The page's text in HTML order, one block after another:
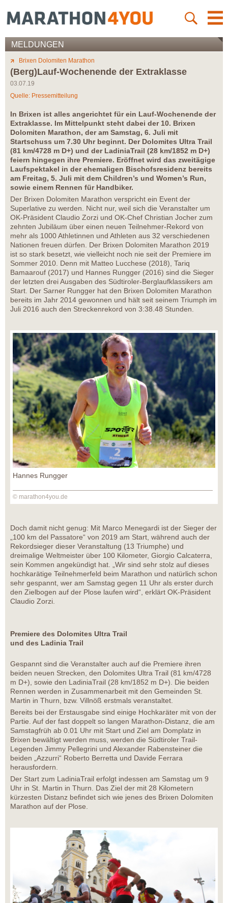
MELDUNGEN
Brixen Dolomiten Marathon
(Berg)Lauf-Wochenende der Extraklasse
03.07.19
Quelle: Pressemitteilung
In Brixen ist alles angerichtet für ein Lauf-Wochenende der
Extraklasse. Im Mittelpunkt steht dabei der 10. Brixen
Dolomiten Marathon, der am Samstag, 6. Juli mit
Startschuss um 7.30 Uhr beginnt. Der Dolomites Ultra Trail
(81 km/4728 m D+) und der LadiniaTrail (28 km/1852 m D+)
feiern hingegen ihre Premiere. Eröffnet wird das zweitägige
Laufspektakel in der ehemaligen Bischofsresidenz bereits
am Freitag, 5. Juli mit dem Children’s und Women’s Run,
sowie einem Rennen für Handbiker.
Der Brixen Dolomiten Marathon verspricht ein Event der
Superlative zu werden. Nicht nur, weil sich die Veranstalter um
OK-Präsident Claudio Zorzi und OK-Chef Christian Jocher zum
zehnten Jubiläum über einen neuen Teilnehmer-Rekord von
mehr als 1000 Athletinnen und Athleten aus 32 verschiedenen
Nationen freuen dürfen. Der Brixen Dolomiten Marathon 2019
ist so stark besetzt, wie vielleicht noch nie seit der Premiere im
Sommer 2010. Denn mit Matteo Lucchese (2018), Tariq
Bamaarouf (2017) und Hannes Rungger (2016) sind die Sieger
der letzten drei Ausgaben des Südtiroler-Berglaufklassikers am
Start. Der Sarner Rungger hat den Brixen Dolomiten Marathon
bereits im Jahr 2014 gewonnen und hält seit seinem Triumph im
Juli 2016 auch den Streckenrekord von 3:38.48 Stunden.
Hannes Rungger
© marathon4you.de
Doch damit nicht genug: Mit Marco Menegardi ist der Sieger der
„100 km del Passatore“ von 2019 am Start, während auch der
Rekordsieger dieser Veranstaltung (13 Triumphe) und
dreimalige Weltmeister über 100 Kilometer, Giorgio Calcaterra,
sein Kommen angekündigt hat. „Wir sind sehr stolz auf dieses
hochkarätige Teilnehmerfeld beim Marathon und natürlich schon
sehr gespannt, wer am Samstag gegen 11 Uhr als erster durch
den Zielbogen auf der Plose laufen wird“, erklärt OK-Präsident
Claudio Zorzi.
Premiere des Dolomites Ultra Trail
und des Ladinia Trail
Gespannt sind die Veranstalter auch auf die Premiere ihren
beiden neuen Strecken, den Dolomites Ultra Trail (81 km/4728
m D+), sowie den LadiniaTrail (28 km/1852 m D+). Die beiden
Rennen werden in Zusammenarbeit mit den Gemeinden St.
Martin in Thurn, bzw. Villnöß erstmals veranstaltet.
Bereits bei der Erstausgabe sind einige Hochkaräter mit von der
Partie. Auf der fast doppelt so langen Marathon-Distanz, die am
Samstagfrüh ab 0.01 Uhr mit Start und Ziel am Domplatz in
Brixen bewältigt werden muss, werden die Südtiroler Trail-
Legenden Jimmy Pellegrini und Alexander Rabensteiner die
beiden „Azzurri“ Roberto Berretta und Davide Ferrara
herausfordern.
Der Start zum LadiniaTrail erfolgt indessen am Samstag um 9
Uhr in St. Martin in Thurn. Das Ziel der mit 28 Kilometern
kürzesten Distanz befindet sich wie jenes des Brixen Dolomiten
Marathon auf der Plose.